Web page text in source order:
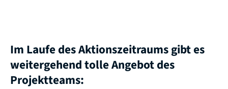
Im Laufe des Aktionszeitraums gibt es
weitergehend tolle Angebot des
Projektteams: